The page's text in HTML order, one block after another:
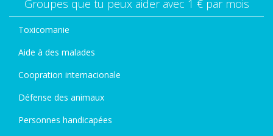
Groupes que tu peux aider avec 1 € par mois
Toxicomanie
Aide à des malades
Coopration internacionale
Défense des animaux
Personnes handicapées